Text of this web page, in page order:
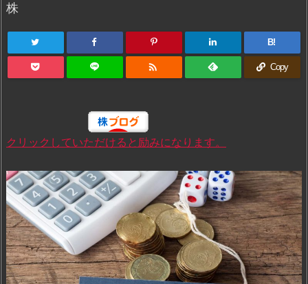
株
B!
 Copy
クリックしていただけると励みになります。